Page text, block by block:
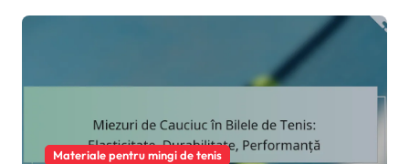
Materiale pentru mingi de tenis